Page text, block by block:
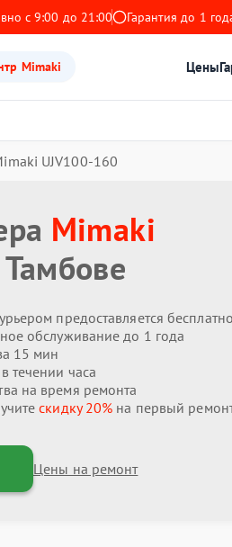
с 9:00 до 21:00 Гарантия до 1
Mimaki Цены
UJV100-160
Mimaki
предоставляется бесплатно
обслуживание до 1 года
15 мин
течении часа
на время ремонта
скидку 20% на первый
Цены на ремонт